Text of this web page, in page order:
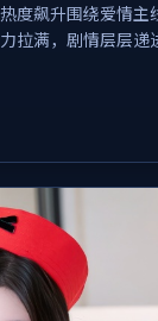
度飙升围绕爱情主
拉满，剧情层层递